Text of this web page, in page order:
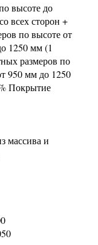
высоте до
всех сторон +
по высоте от
1250 мм (1
размеров по
950 мм до 1250
Покрытие
массива и